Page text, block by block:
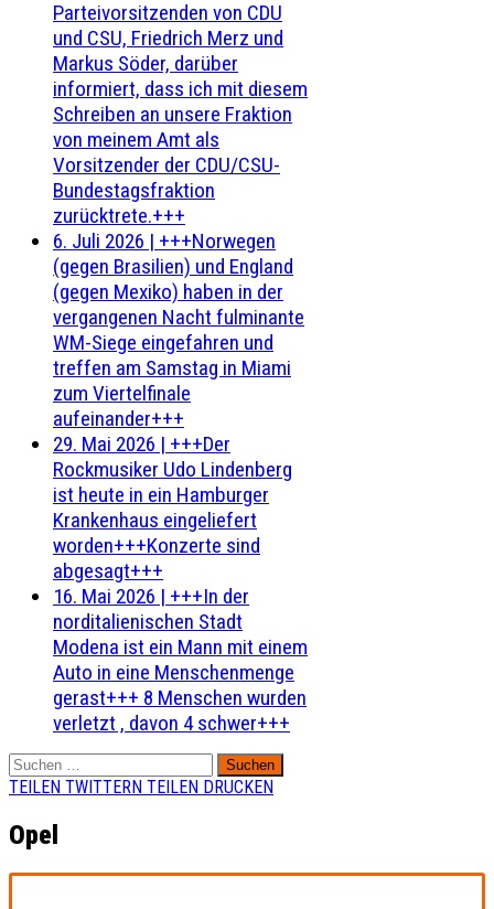
Parteivorsitzenden von CDU
und CSU, Friedrich Merz und
Markus Söder, darüber
informiert, dass ich mit diesem
Schreiben an unsere Fraktion
von meinem Amt als
Vorsitzender der CDU/CSU-
Bundestagsfraktion
zurücktrete.+++
6. Juli 2026 | +++Norwegen
(gegen Brasilien) und England
(gegen Mexiko) haben in der
vergangenen Nacht fulminante
WM-Siege eingefahren und
treffen am Samstag in Miami
zum Viertelfinale
aufeinander+++
29. Mai 2026 | +++Der
Rockmusiker Udo Lindenberg
ist heute in ein Hamburger
Krankenhaus eingeliefert
worden+++Konzerte sind
abgesagt+++
16. Mai 2026 | +++In der
norditalienischen Stadt
Modena ist ein Mann mit einem
Auto in eine Menschenmenge
gerast+++ 8 Menschen wurden
verletzt , davon 4 schwer+++
Suchen
nach:
TEILEN TWITTERN TEILEN DRUCKEN
Opel